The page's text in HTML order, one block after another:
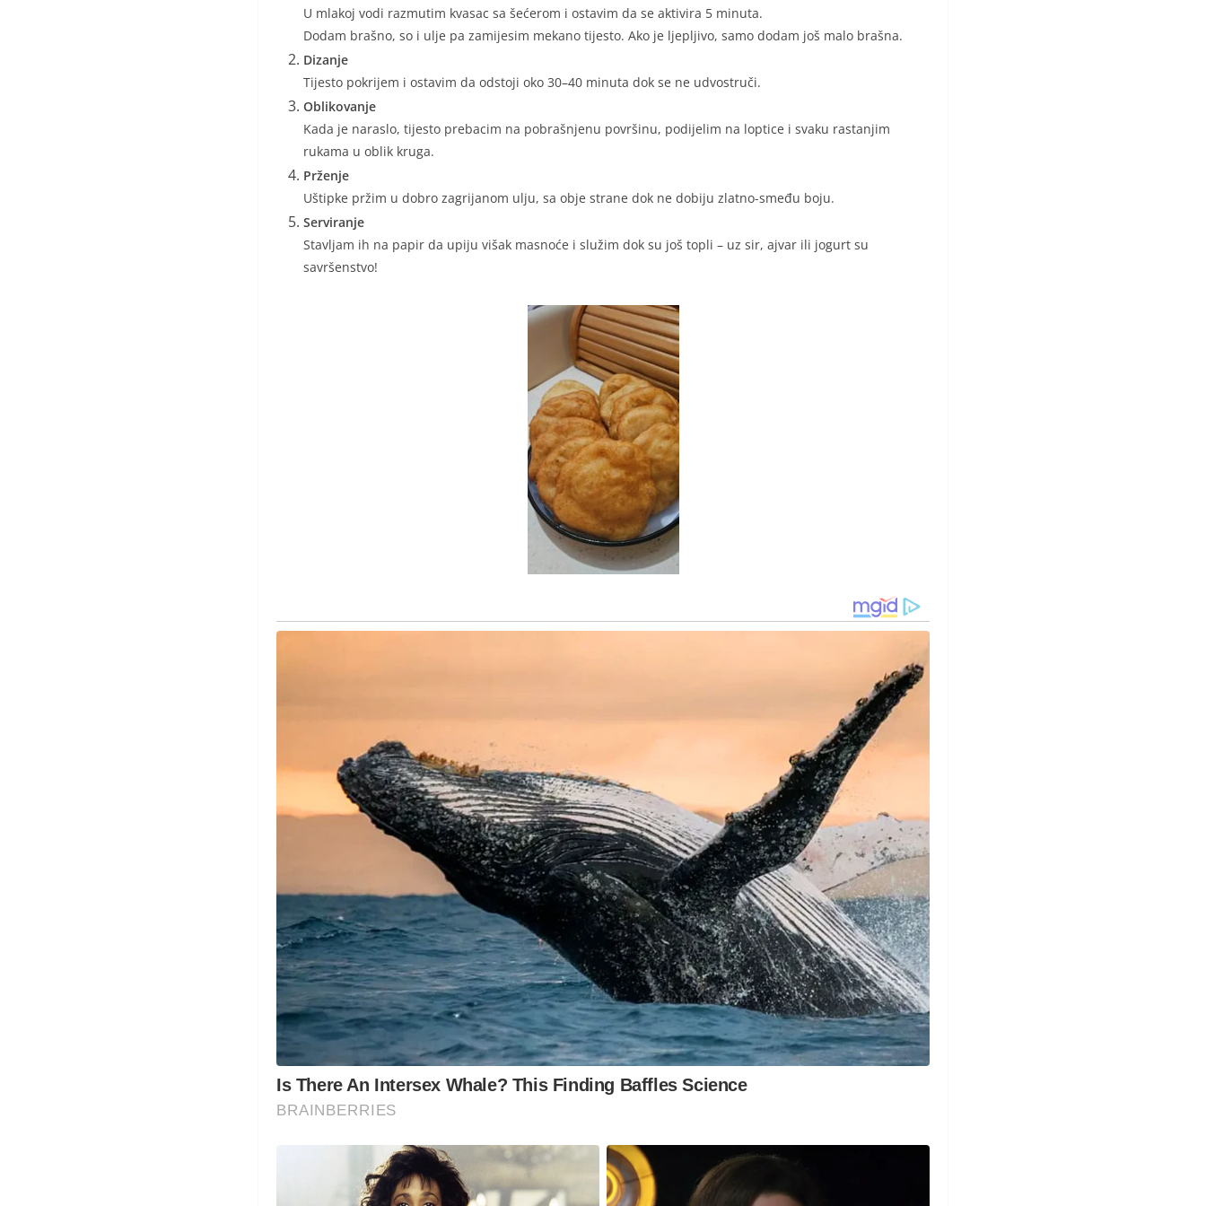
U mlakoj vodi razmutim kvasac sa šećerom i ostavim da se aktivira 5 minuta.
Dodam brašno, so i ulje pa zamijesim mekano tijesto. Ako je ljepljivo, samo dodam još malo brašna.
Dizanje
Tijesto pokrijem i ostavim da odstoji oko 30–40 minuta dok se ne udvostruči.
Oblikovanje
Kada je naraslo, tijesto prebacim na pobrašnjenu površinu, podijelim na loptice i svaku rastanjim
rukama u oblik kruga.
Prženje
Uštipke pržim u dobro zagrijanom ulju, sa obje strane dok ne dobiju zlatno-smeđu boju.
Serviranje
Stavljam ih na papir da upiju višak masnoće i služim dok su još topli – uz sir, ajvar ili jogurt su
savršenstvo!